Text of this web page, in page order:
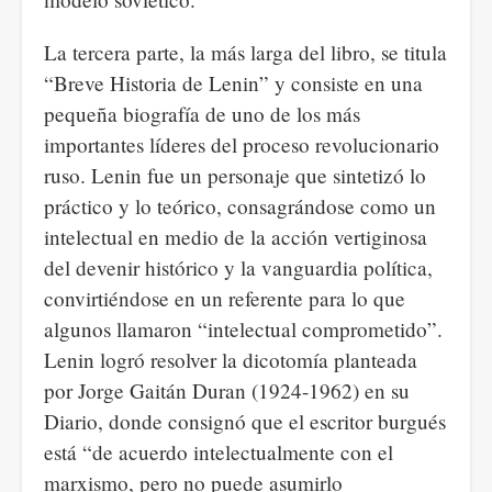
La tercera parte, la más larga del libro, se titula
“Breve Historia de Lenin” y consiste en una
pequeña biografía de uno de los más
importantes líderes del proceso revolucionario
ruso. Lenin fue un personaje que sintetizó lo
práctico y lo teórico, consagrándose como un
intelectual en medio de la acción vertiginosa
del devenir histórico y la vanguardia política,
convirtiéndose en un referente para lo que
algunos llamaron “intelectual comprometido”.
Lenin logró resolver la dicotomía planteada
por Jorge Gaitán Duran (1924-1962) en su
Diario, donde consignó que el escritor burgués
está “de acuerdo intelectualmente con el
marxismo, pero no puede asumirlo